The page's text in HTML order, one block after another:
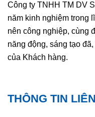
Công ty TNHH TM DV
năm kinh nghiệm trong
nên công nghiệp, cùng
năng động, sáng tạo
của Khách hàng.
THÔNG TIN